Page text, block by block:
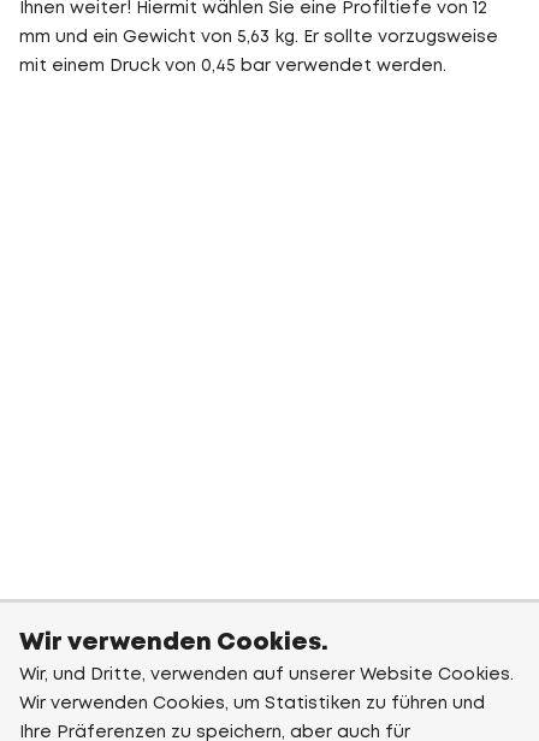
Ihnen weiter! Hiermit wählen Sie eine Profiltiefe von 12
mm und ein Gewicht von 5,63 kg. Er sollte vorzugsweise
mit einem Druck von 0,45 bar verwendet werden.
Wir verwenden Cookies.
Wir, und Dritte, verwenden auf unserer Website Cookies.
Wir verwenden Cookies, um Statistiken zu führen und
Ihre Präferenzen zu speichern, aber auch für